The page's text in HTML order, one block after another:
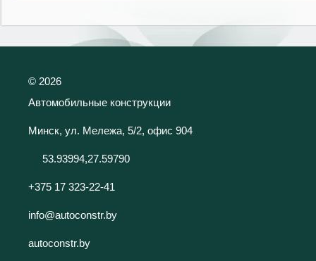
© 2026
Автомобильные конструкции
Минск, ул. Мележа, 5/2, офис 904
53.93994,27.59790
+375 17 323-22-41
info@autoconstr.by
autoconstr.by